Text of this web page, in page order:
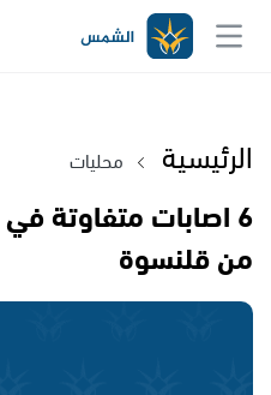
الرئيسية محليات
6 اصابات متفاوتة
من قلنسوة